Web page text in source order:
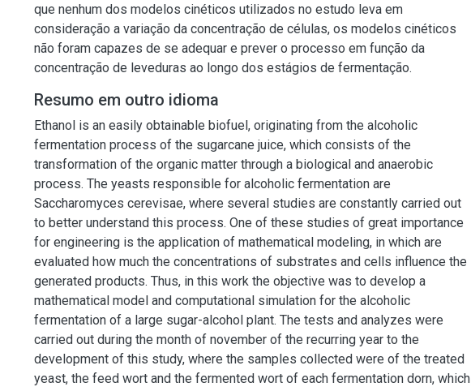
que nenhum dos modelos cinéticos utilizados no estudo leva em
consideração a variação da concentração de células, os modelos cinéticos
não foram capazes de se adequar e prever o processo em função da
concentração de leveduras ao longo dos estágios de fermentação.
Resumo em outro idioma
Ethanol is an easily obtainable biofuel, originating from the alcoholic
fermentation process of the sugarcane juice, which consists of the
transformation of the organic matter through a biological and anaerobic
process. The yeasts responsible for alcoholic fermentation are
Saccharomyces cerevisae, where several studies are constantly carried out
to better understand this process. One of these studies of great importance
for engineering is the application of mathematical modeling, in which are
evaluated how much the concentrations of substrates and cells influence the
generated products. Thus, in this work the objective was to develop a
mathematical model and computational simulation for the alcoholic
fermentation of a large sugar-alcohol plant. The tests and analyzes were
carried out during the month of november of the recurring year to the
development of this study, where the samples collected were of the treated
yeast, the feed wort and the fermented wort of each fermentation dorn, which